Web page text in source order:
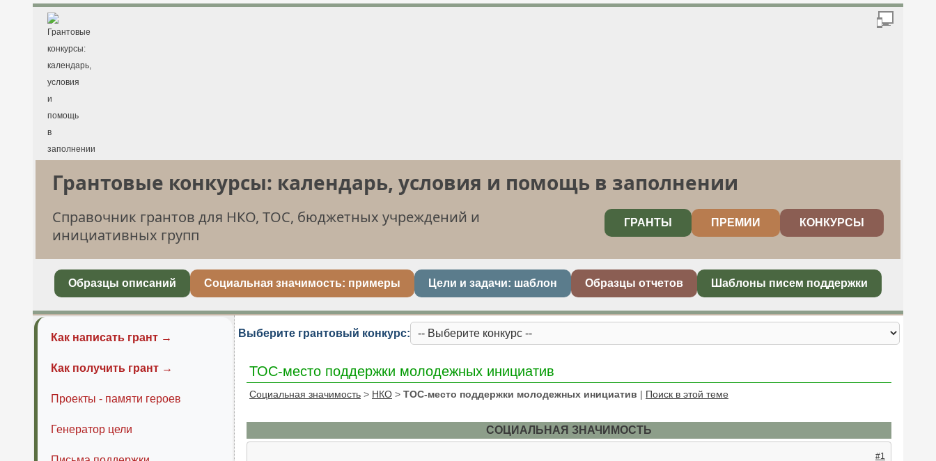
Грантовые конкурсы: календарь, условия и помощь в заполнении
Справочник грантов для НКО, ТОС, бюджетных учреждений и
инициативных групп
ГРАНТЫ ПРЕМИИ КОНКУРСЫ
Образцы описаний Социальная значимость: примеры Цели и задачи: шаблон Образцы отчетов Шаблоны писем поддержки
Как написать грант →
Как получить грант →
Проекты - памяти героев
Генератор цели
Выберите грантовый конкурс:
ТОС-место поддержки молодежных инициатив
Социальная значимость > НКО > ТОС-место поддержки молодежных инициатив | Поиск в этой теме
СОЦИАЛЬНАЯ ЗНАЧИМОСТЬ
#1